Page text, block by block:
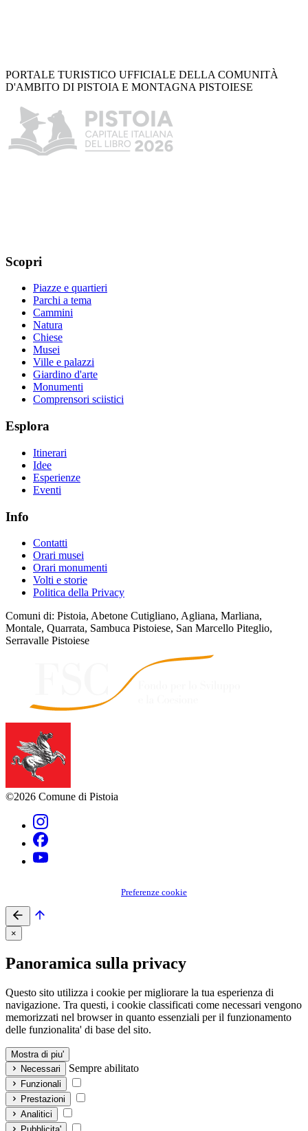
PORTALE TURISTICO UFFICIALE DELLA COMUNITÀ
D'AMBITO DI PISTOIA E MONTAGNA PISTOIESE
Scopri
Piazze e quartieri
Parchi a tema
Cammini
Natura
Chiese
Musei
Ville e palazzi
Giardino d'arte
Monumenti
Comprensori sciistici
Esplora
Itinerari
Idee
Esperienze
Eventi
Info
Contatti
Orari musei
Orari monumenti
Volti e storie
Politica della Privacy
Comuni di: Pistoia, Abetone Cutigliano, Agliana, Marliana,
Montale, Quarrata, Sambuca Pistoiese, San Marcello Piteglio,
Serravalle Pistoiese
©2026 Comune di Pistoia
Preferenze cookie
×
Panoramica sulla privacy
Questo sito utilizza i cookie per migliorare la tua esperienza di
navigazione. Tra questi, i cookie classificati come necessari vengono
memorizzati nel browser in quanto essenziali per il funzionamento
delle funzionalita' di base del sito.
Mostra di piu'
Necessari
Sempre abilitato
Funzionali
Prestazioni
Analitici